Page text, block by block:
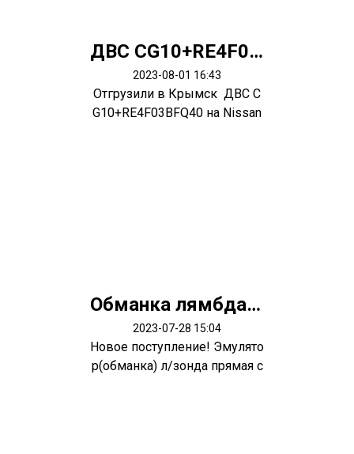
ДВС CG10+RE4F03BFQ40
2023-08-01 16:43
Отгрузили в Крымск ДВС C
G10+RE4F03BFQ40 на Nissan
Обманка лямбда зонда
2023-07-28 15:04
Новое поступление! Эмулято
р(обманка) л/зонда прямая с